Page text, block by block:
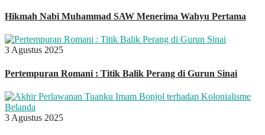
Hikmah Nabi Muhammad SAW Menerima Wahyu Pertama
3 Agustus 2025
Pertempuran Romani : Titik Balik Perang di Gurun Sinai
3 Agustus 2025